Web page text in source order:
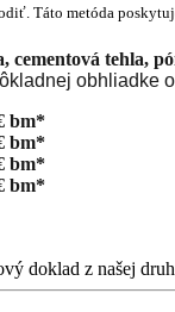
Táto metóda
cementová tehla,
obhliadke
bm*
bm*
bm*
bm*
doklad z našej